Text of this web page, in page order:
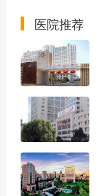
医院推荐